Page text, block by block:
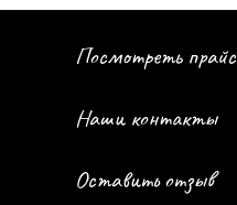
Посмотреть прайс
Наши контакты
Оставить отзыв